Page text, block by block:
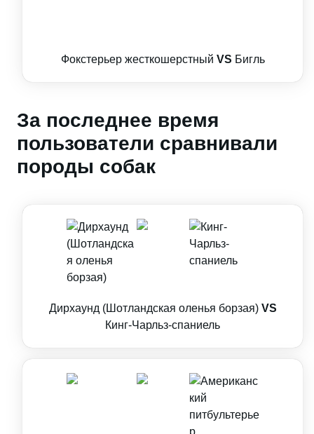
Фокстерьер жесткошерстный VS Бигль
За последнее время
пользователи сравнивали
породы собак
Дирхаунд (Шотландская оленья борзая) VS
Кинг-Чарльз-спаниель